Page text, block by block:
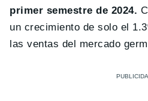
primer semestre de 2024.
un crecimiento de solo el
las ventas del mercado